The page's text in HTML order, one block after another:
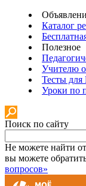
Каталог
Полезное
Учителю о
Тесты
Уроки по
Поиск по сайту
Не можете найти
вы можете
вопросов»